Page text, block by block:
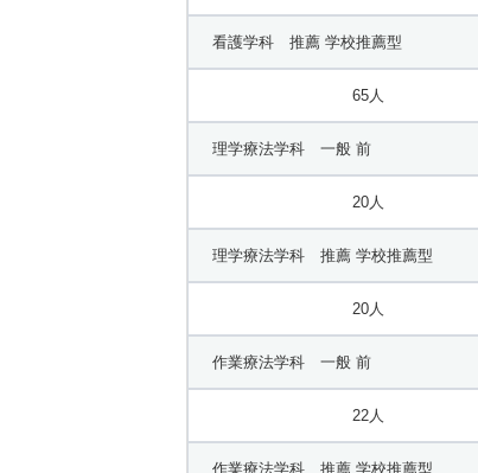
看護学科 推薦 学校推薦型
65人
理学療法学科 一般 前
20人
理学療法学科 推薦 学校推薦型
20人
作業療法学科 一般 前
22人
作業療法学科 推薦 学校推薦型